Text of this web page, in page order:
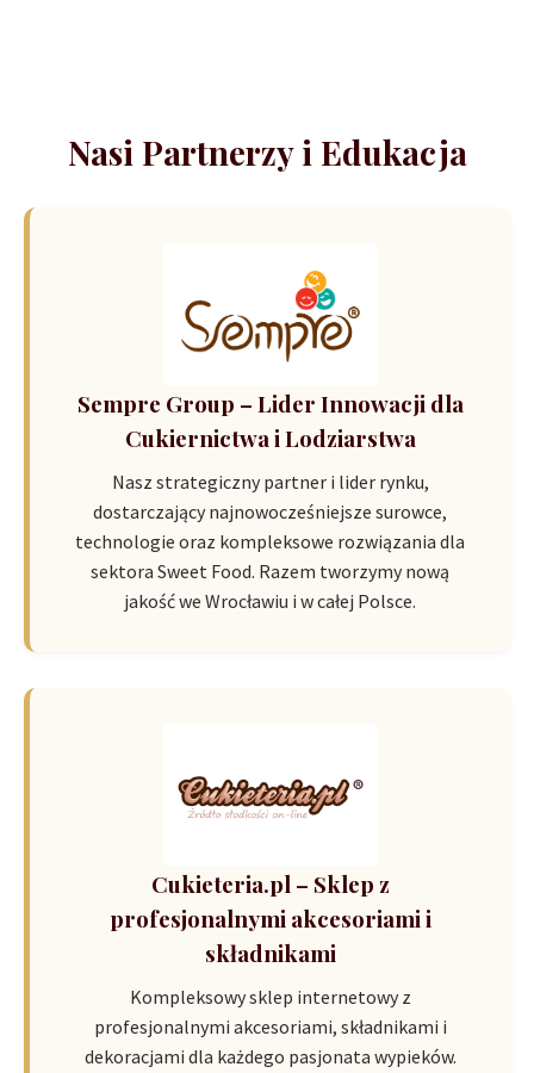
Nasi Partnerzy i Edukacja
Sempre Group – Lider Innowacji dla
Cukiernictwa i Lodziarstwa
Nasz strategiczny partner i lider rynku,
dostarczający najnowocześniejsze surowce,
technologie oraz kompleksowe rozwiązania dla
sektora Sweet Food. Razem tworzymy nową
jakość we Wrocławiu i w całej Polsce.
Cukieteria.pl – Sklep z
profesjonalnymi akcesoriami i
składnikami
Kompleksowy sklep internetowy z
profesjonalnymi akcesoriami, składnikami i
dekoracjami dla każdego pasjonata wypieków.